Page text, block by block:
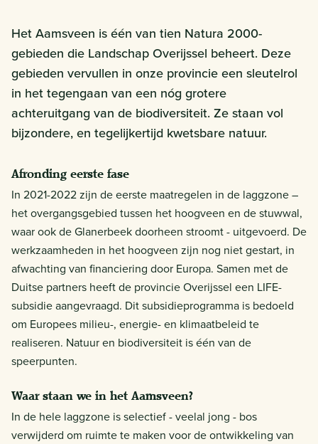
Het Aamsveen is één van tien Natura 2000-
gebieden die Landschap Overijssel beheert. Deze
gebieden vervullen in onze provincie een sleutelrol
in het tegengaan van een nóg grotere
achteruitgang van de biodiversiteit. Ze staan vol
bijzondere, en tegelijkertijd kwetsbare natuur.
Afronding eerste fase
In 2021-2022 zijn de eerste maatregelen in de laggzone –
het overgangsgebied tussen het hoogveen en de stuwwal,
waar ook de Glanerbeek doorheen stroomt - uitgevoerd. De
werkzaamheden in het hoogveen zijn nog niet gestart, in
afwachting van financiering door Europa. Samen met de
Duitse partners heeft de provincie Overijssel een LIFE-
subsidie aangevraagd. Dit subsidieprogramma is bedoeld
om Europees milieu-, energie- en klimaatbeleid te
realiseren. Natuur en biodiversiteit is één van de
speerpunten.
Waar staan we in het Aamsveen?
In de hele laggzone is selectief - veelal jong - bos
verwijderd om ruimte te maken voor de ontwikkeling van